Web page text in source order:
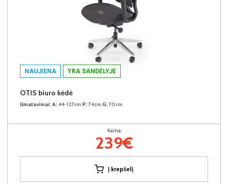
NAUJIENA YRA SANDĖLYJE
OTIS biuro kėdė
Išmatavimai: A: 44-127cm P: 74cm G: 70cm
Kaina:
239€
Į krepšelį